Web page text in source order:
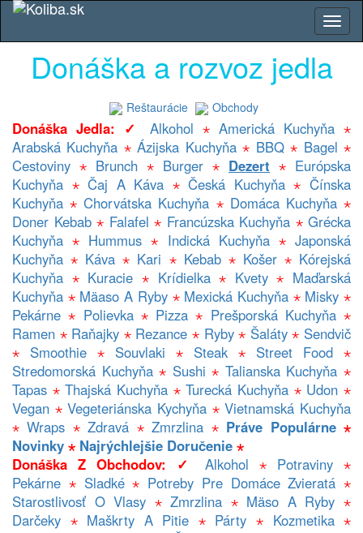
Donáška a rozvoz jedla
Reštaurácie Obchody
Donáška Jedla: ✓ Alkohol ⋆ Americká Kuchyňa⋆
Arabská Kuchyňa ⋆Ázijska Kuchyňa⋆ BBQ⋆ Bagel ⋆
Cestoviny ⋆ Brunch ⋆ Burger ⋆ Dezert ⋆ Európska
Kuchyňa ⋆Čaj A Káva ⋆Česká Kuchyňa⋆Čínska
Kuchyňa ⋆Chorvátska Kuchyňa ⋆ Domáca Kuchyňa⋆
Doner Kebab⋆ Falafel ⋆ Francúzska Kuchyňa ⋆ Grécka
Kuchyňa ⋆ Hummus ⋆ Indická Kuchyňa⋆Japonská
Kuchyňa ⋆ Káva ⋆ Kari ⋆ Kebab⋆ Košer⋆ Kórejská
Kuchyňa ⋆ Kuracie ⋆ Krídielka⋆ Kvety⋆ Maďarská
Kuchyňa ⋆ Mäaso A Ryby⋆ Mexická Kuchyňa⋆ Misky ⋆
Pekárne ⋆ Polievka⋆ Pizza ⋆ Prešporská Kuchyňa⋆
Ramen ⋆ Raňajky ⋆ Rezance ⋆ Ryby⋆ Šaláty⋆ Sendvič
⋆ Smoothie ⋆ Souvlaki ⋆ Steak⋆ Street Food ⋆
Stredomorská Kuchyňa⋆ Sushi ⋆ Talianska Kuchyňa ⋆
Tapas ⋆Thajská Kuchyňa ⋆Turecká Kuchyňa ⋆ Udon ⋆
Vegan ⋆Vegeteriánska Kychyňa ⋆Vietnamská Kuchyňa
⋆Wraps ⋆Zdravá ⋆Zmrzlina ⋆ Práve Populárne⋆
Novinky ⋆ Najrýchlejšie Doručenie ⋆
Donáška Z Obchodov: ✓ Alkohol ⋆ Potraviny ⋆
Pekárne ⋆ Sladké⋆ Potreby Pre Domáce Zvieratá ⋆
Starostlivosť O Vlasy ⋆Zmrzlina ⋆ Mäso A Ryby ⋆
Darčeky ⋆ Maškrty A Pitie ⋆ Párty ⋆ Kozmetika⋆